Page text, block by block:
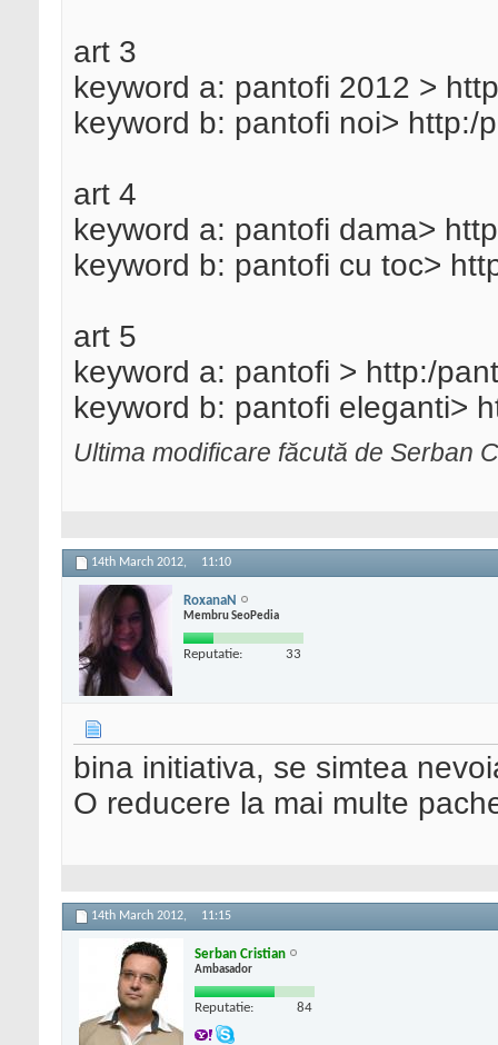
art 3
keyword a: pantofi 2012 >
keyword b: pantofi noi> http:/
art 4
keyword a: pantofi dama>
keyword b: pantofi cu toc>
art 5
keyword a: pantofi > http:/
keyword b: pantofi eleganti>
Ultima modificare făcută de Serban
14th March 2012, 11:10
RoxanaN
Membru SeoPedia
Reputatie: 33
bina initiativa, se simtea
O reducere la mai multe
14th March 2012, 11:15
Serban Cristian
Ambasador
Reputatie: 84